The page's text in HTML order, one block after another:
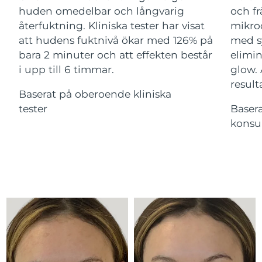
huden omedelbar och långvarig
återfuktning. Kliniska tester har visat
att hudens fuktnivå ökar med 126% på
bara 2 minuter och att effekten består
i upp till 6 timmar.
Baserat på oberoende kliniska
tester
och
med
glow.
For healthy hair
18% PAP
Kosmetika Man
Handla allt
Israel Förväntad leverans 14/08/2026
Italien Förväntad leverans 10/08/2026
Japan 13/08/2026
Jersey 15/08/2026
Libanon Förväntad leverans11/08/2026
Litauen Förväntad leverans 10/08/2026